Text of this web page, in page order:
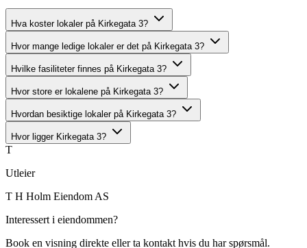
Hva koster lokaler på Kirkegata 3?
Hvor mange ledige lokaler er det på Kirkegata 3?
Hvilke fasiliteter finnes på Kirkegata 3?
Hvor store er lokalene på Kirkegata 3?
Hvordan besiktige lokaler på Kirkegata 3?
Hvor ligger Kirkegata 3?
T
Utleier
T H Holm Eiendom AS
Interessert i eiendommen?
Book en visning direkte eller ta kontakt hvis du har spørsmål.